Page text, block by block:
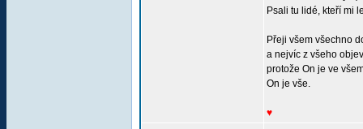
Psali tu lidé, kteří mi
Přeji všem všechno
a nejvíc z všeho
protože On je ve
On je vše.
♥